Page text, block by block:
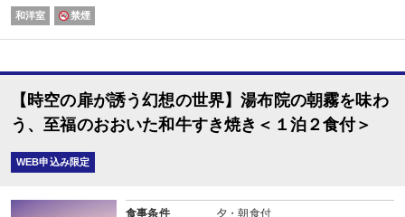
※お部屋食ではございません。
【無料送迎付き】
JRや高速バスでご到着の場合は、JR由布院駅までチェックイン、およびチェ
※JR由布院駅到着後、14:30以降にお電話をお願いいたします。
和洋室 禁煙
【時空の扉が誘う幻想の世界】湯布院の朝霧を味わ
う、至福のおおいた和牛すき焼き＜１泊２食付＞
WEB申込み限定
食事条件 夕・朝食付